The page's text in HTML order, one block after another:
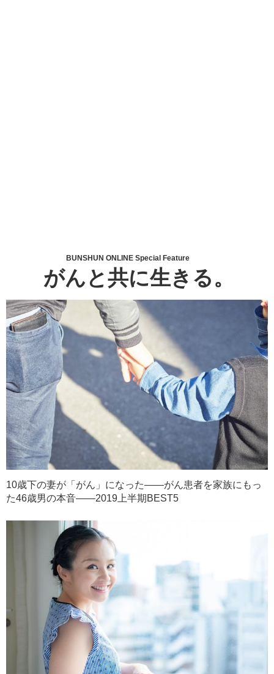
BUNSHUN ONLINE Special Feature
がんと共に生きる。
10歳下の妻が「がん」になった――がん患者を家族にもっ
た46歳男の本音――2019上半期BEST5